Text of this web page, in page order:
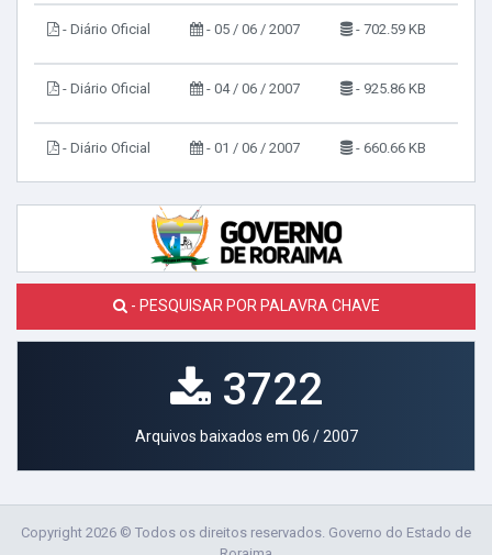
- Diário Oficial - 05 / 06 / 2007 - 702.59 KB
- Diário Oficial - 04 / 06 / 2007 - 925.86 KB
- Diário Oficial - 01 / 06 / 2007 - 660.66 KB
- PESQUISAR POR PALAVRA CHAVE
3722
Arquivos baixados em 06 / 2007
Copyright 2026 © Todos os direitos reservados. Governo do Estado de